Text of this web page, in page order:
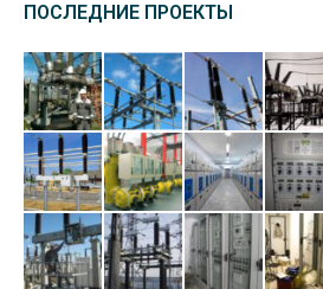
ПОСЛЕДНИЕ ПРОЕКТЫ